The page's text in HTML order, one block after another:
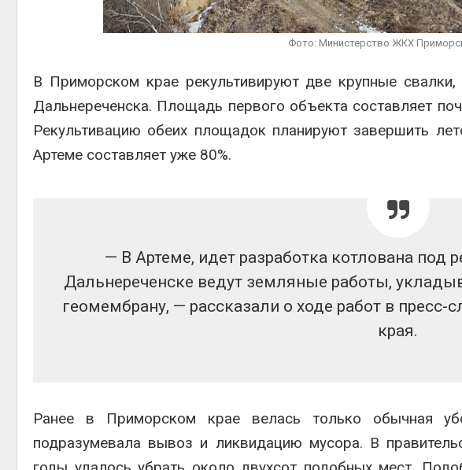
Фото: Министерство ЖКХ
В Приморском крае рекультивируют две крупные
Дальнереченска. Площадь первого объекта составляет
Рекультивацию обеих площадок планируют завершить
Артеме составляет уже 80%.
— В Артеме, идет разработка котлована под
Дальнереченске ведут земляные работы,
геомембрану, — рассказали о ходе работ в пресс-
края.
Ранее в Приморском крае велась только обычная
подразумевала вывоз и ликвидацию мусора. В
краснокнижных растений
Авг 6, 2026
белок для растительного
Авг 6, 2026
пены
Авг 7, 2026
России по
Авг 7, 2026